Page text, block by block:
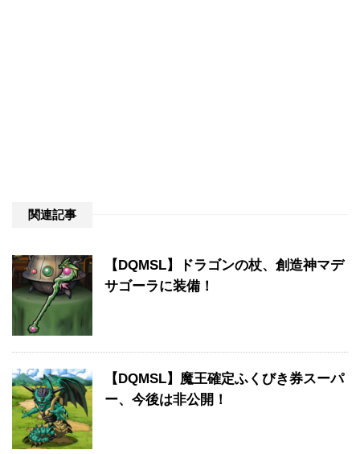
関連記事
【DQMSL】ドラゴンの杖、創造神マデ
サゴーラに装備！
【DQMSL】魔王確定ふくびき券スーパ
ー、今後は非公開！